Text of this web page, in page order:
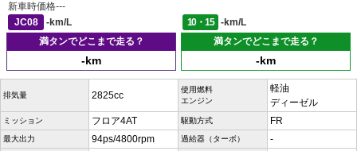
新車時価格---
JC08
-km/L 10・15
-km/L
満タンでどこまで走る？
-km
満タンでどこまで走る？
-km
排気量 2825cc
使用燃料
エンジン
軽油
ディーゼル
ミッション フロア4AT 駆動方式 FR
最大出力 94ps/4800rpm 過給器（ターボ） -